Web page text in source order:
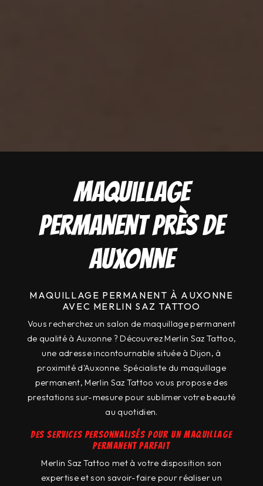
Maquillage
permanent près de
Auxonne
MAQUILLAGE PERMANENT À AUXONNE
AVEC MERLIN SAZ TATTOO
Vous recherchez un salon de maquillage permanent
de qualité à Auxonne ? Découvrez Merlin Saz Tattoo,
une adresse incontournable située à Dijon, à
proximité d'Auxonne. Spécialiste du maquillage
permanent, Merlin Saz Tattoo vous propose des
prestations sur-mesure pour sublimer votre beauté
au quotidien.
Des services personnalisés pour un maquillage
permanent parfait
Merlin Saz Tattoo met à votre disposition son
expertise et son savoir-faire pour réaliser un